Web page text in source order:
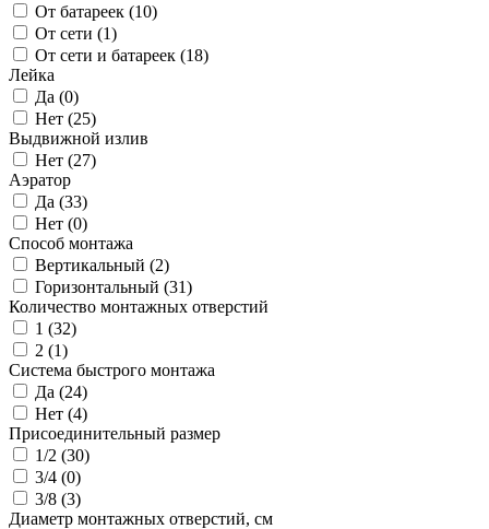
От батареек (10)
От сети (1)
От сети и батареек (18)
Лейка
Да (0)
Нет (25)
Выдвижной излив
Нет (27)
Аэратор
Да (33)
Нет (0)
Способ монтажа
Вертикальный (2)
Горизонтальный (31)
Количество монтажных отверстий
1 (32)
2 (1)
Система быстрого монтажа
Да (24)
Нет (4)
Присоединительный размер
1/2 (30)
3/4 (0)
3/8 (3)
Диаметр монтажных отверстий, см